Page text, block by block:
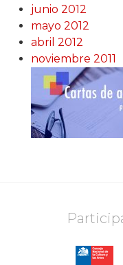
junio 2012
mayo 2012
abril 2012
noviembre 2011